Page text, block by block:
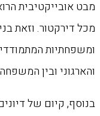
מבט אובייקטיבית
מכל דירקטור. וזאת
ומשפחתיות
והארגוני ובין
בנוסף, קיום של